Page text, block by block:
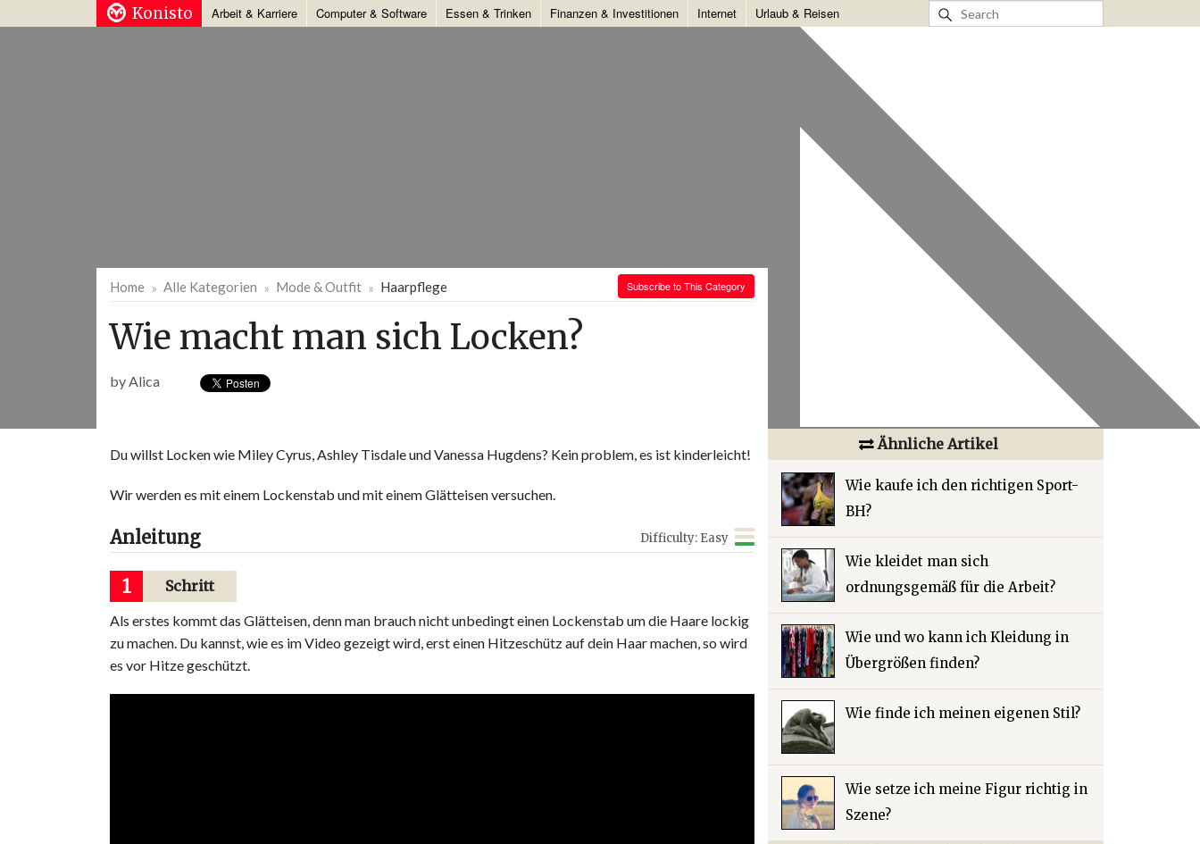
Konisto Arbeit & Karriere Computer & Software Essen & Trinken Finanzen & Investitionen Internet Urlaub & Reisen
Home Alle Kategorien Mode & Outfit Haarpflege Subscribe to This Category
Wie macht man sich Locken?
byAlica
Du willst Locken wie Miley Cyrus, Ashley Tisdale und Vanessa Hugdens? Kein problem, es ist kinderleicht!
Wir werden es mit einem Lockenstab und mit einem Glätteisen versuchen.
Anleitung Difficulty: Easy
1 Schritt
Als erstes kommt das Glätteisen, denn man brauch nicht unbedingt einen Lockenstab um die Haare lockig
zu machen. Du kannst, wie es im Video gezeigt wird, erst einen Hitzeschütz auf dein Haar machen, so wird
es vor Hitze geschützt.
Ähnliche Artikel
Wie kaufe ich den richtigen Sport-
BH?
Wie kleidet man sich
ordnungsgemäß für die Arbeit?
Wie und wo kann ich Kleidung in
Übergrößen finden?
Wie finde ich meinen eigenen Stil?
Wie setze ich meine Figur richtig in
Szene?